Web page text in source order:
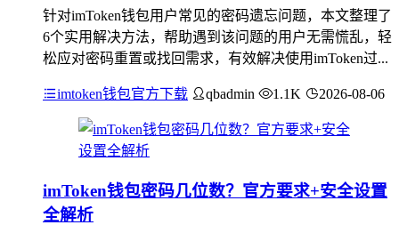
针对imToken钱包用户常见的密码遗忘问题，本文整理了
6个实用解决方法，帮助遇到该问题的用户无需慌乱，轻
松应对密码重置或找回需求，有效解决使用imToken过...
imtoken钱包官方下载 qbadmin 1.1K 2026-08-06
imToken钱包密码几位数？官方要求+安全设置
全解析